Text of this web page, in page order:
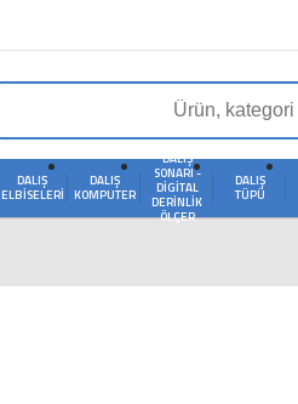
DALIŞ
ELBISELERI
DALIŞ
KOMPUTER
DALIŞ
SONARI -
DIGITAL
DERINLIK
ÖLÇER
DALIŞ
TÜPÜ